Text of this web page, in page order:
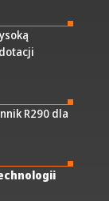
R290 dla